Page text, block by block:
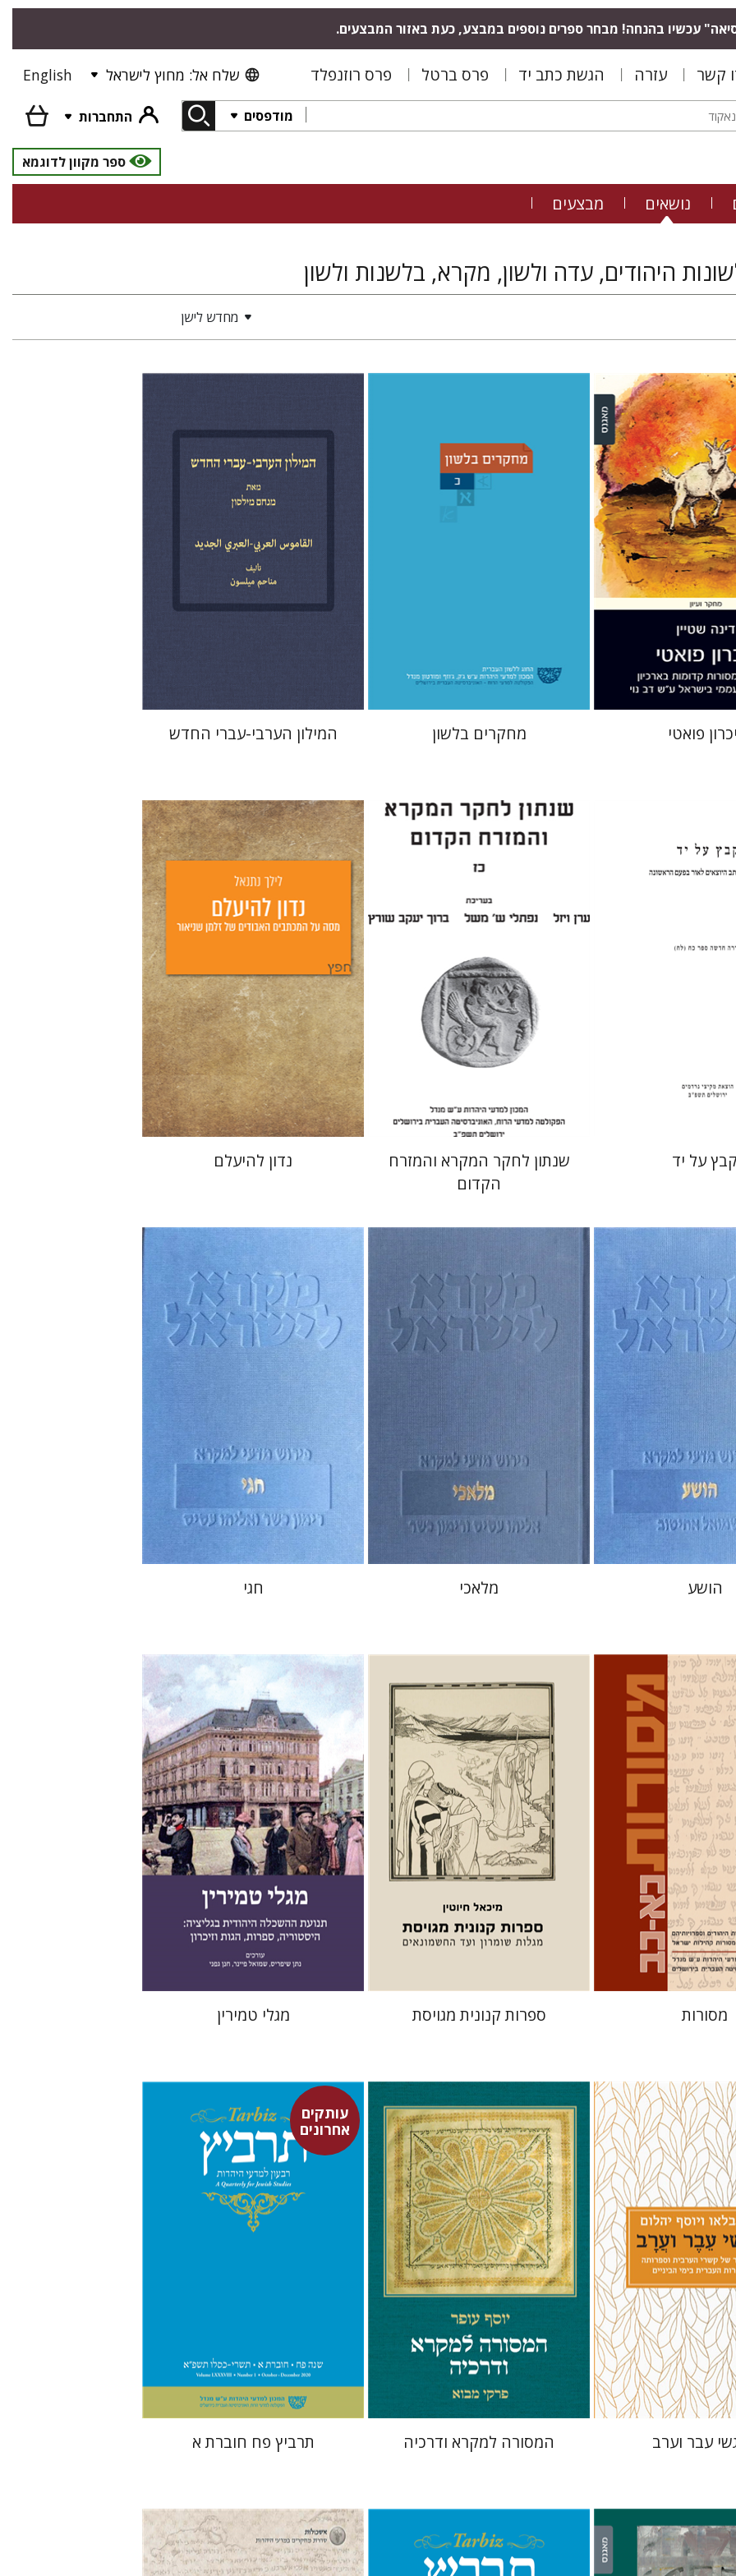
עכשיו בהנחה! מבחר ספרים נוספים במבצע, כעת באזור המבצעים.
קשר עזרה הגשת כתב יד פרס ברטל פרס רוזנפלד שלח אל: מחוץ לישראל English
מודפסים
התחברות
ספר מקוון לדוגמא
נושאים מבצעים
היהודים, עדה ולשון, מקרא, בלשנות ולשון
מחדש לישן
אתר ספר מודפס
$40
$36
פואטי
כריסטיאן שטאדל
יוחנן ברויאר
שמואל פסברג
מחקרים בלשון
הנחת אתר ספר מודפס
המילון הערבי-עברי החדש
שמאי
$39
$35
קבץ על יד
נפתלי ש' משל
הנחת אתר ספר מודפס
שנתון לחקר המקרא והמזרח
הקדום
לילך נתנאל
יפעת וייס
הנחת אתר ספר מודפס
$28
$25
נדון להיעלם
אחיטוב
אתר ספר מודפס
$44
$40
הושע
אליהו עסיס
רימון כשר
שמואל אחיטוב
הנחת אתר ספר מודפס
מלאכי
אליהו עסיס
רימון כשר
שמואל אחיטוב
הנחת אתר ספר מודפס
$35
$32
חגי
עפרה תירוש-בקר
אתר ספר מודפס
$35
$32
מסורות
מיכאל חיוטין
הנחת אתר ספר מודפס
$43
$39
ספרות קנונית מגויסת
חנן גפני שמואל פיינר
נתן
שיפריס
הנחת אתר ספר מודפס
$46
$41
מגלי טמירין
יוסף יהלום
אתר ספר מודפס
$30
$27
עבר וערב
יוסף עופר
הנחת אתר ספר מודפס
$35
$32
המסורה למקרא ודרכיה
עותקים
אחרוניםרוני גולדשטיין
משה הלברטל
שלמה נאה
שרית שלו-עיני
$29
תרביץ פח חוברת א
משה הלברטל
שרית שלו-עיני